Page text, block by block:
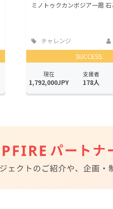
ミノトゥクカンボジア一周
チャレンジ
SUCCESS
現在
1,792,000JPY
支援者
178人